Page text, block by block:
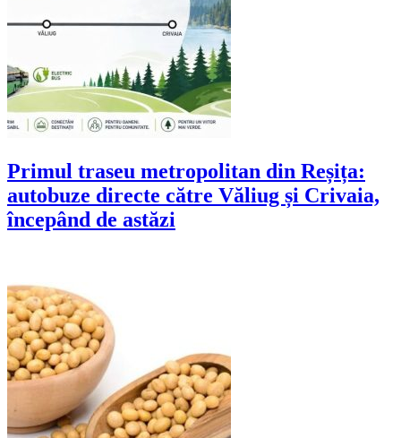
Primul traseu metropolitan din Reșița:
autobuze directe către Văliug și Crivaia,
începând de astăzi